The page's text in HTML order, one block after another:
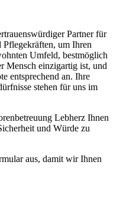
Partner für
um Ihren
Umfeld, bestmöglich
Mensch einzigartig ist, und
entsprechend an. Ihre
stehen für uns im
Lebherz Ihnen
und Würde zu
aus, damit wir Ihnen